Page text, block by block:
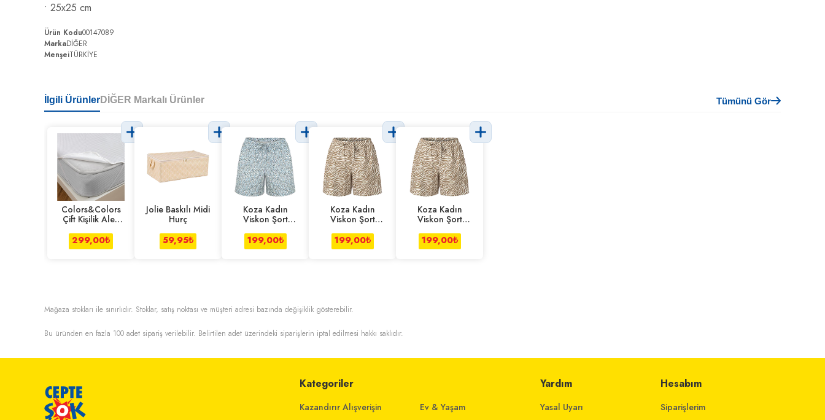
• 25x25 cm
Ürün Kodu00147089
MarkaDİĞER
MenşeiTÜRKİYE
İlgili ÜrünlerDİĞER Markalı Ürünler Tümünü Gör
Colors&Colors
Çift Kişilik Alez
299,00₺
Jolie Baskılı Midi
Hurç
59,95₺
Koza Kadın
Viskon Şort
199,00₺
Koza Kadın
Viskon Şort
199,00₺
Koza Kadın
Viskon Şort
199,00₺
Mağaza stokları ile sınırlıdır. Stoklar, satış noktası ve müşteri adresi bazında değişiklik gösterebilir.
Bu üründen en fazla 100 adet sipariş verilebilir. Belirtilen adet üzerindeki siparişlerin iptal edilmesi hakkı saklıdır.
Kategoriler
Kazandırır Alışverişin
Ev & Yaşam
Yardım
Yasal Uyarı
Hesabım
Siparişlerim